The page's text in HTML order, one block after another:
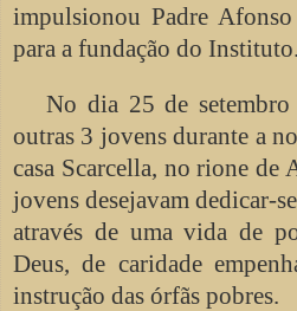
impulsionou Padre
para a fundação do Instituto.
No dia 25 de
outras 3 jovens durante a
casa Scarcella, no rione
jovens desejavam dedicar-
através de uma vida de
Deus, de caridade
instrução das órfãs pobres.